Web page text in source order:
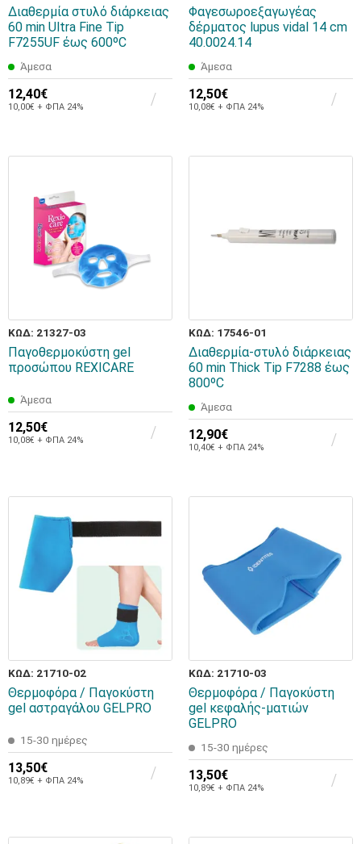
Διαθερμία στυλό διάρκειας
60 min Ultra Fine Tip
F7255UF έως 600ºC
Άμεσα
12,40€
10,00€ + ΦΠΑ 24%
Φαγεσωροεξαγωγέας
δέρματος lupus vidal 14 cm
40.0024.14
Άμεσα
12,50€
10,08€ + ΦΠΑ 24%
ΚΩΔ: 21327-03
Παγοθερμοκύστη gel
προσώπου REXICARE
Άμεσα
12,50€
10,08€ + ΦΠΑ 24%
ΚΩΔ: 17546-01
Διαθερμία-στυλό διάρκειας
60 min Thick Tip F7288 έως
800ºC
Άμεσα
12,90€
10,40€ + ΦΠΑ 24%
ΚΩΔ: 21710-02
Θερμοφόρα / Παγοκύστη
gel αστραγάλου GELPRO
15-30 ημέρες
13,50€
10,89€ + ΦΠΑ 24%
ΚΩΔ: 21710-03
Θερμοφόρα / Παγοκύστη
gel κεφαλής-ματιών
GELPRO
15-30 ημέρες
13,50€
10,89€ + ΦΠΑ 24%